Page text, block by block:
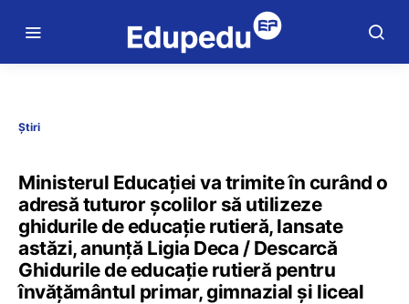
Știri
Ministerul Educației va trimite în curând o
adresă tuturor școlilor să utilizeze
ghidurile de educație rutieră, lansate
astăzi, anunță Ligia Deca / Descarcă
Ghidurile de educație rutieră pentru
învățământul primar, gimnazial și liceal